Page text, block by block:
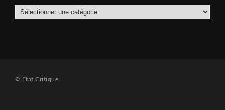
Catégories
© Etat Critique